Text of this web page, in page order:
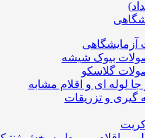
آزمایشگاهی
بیوک شیشه
گلاسکو
جا لوله ای و اقلام مشابه
گیری و تزریقات